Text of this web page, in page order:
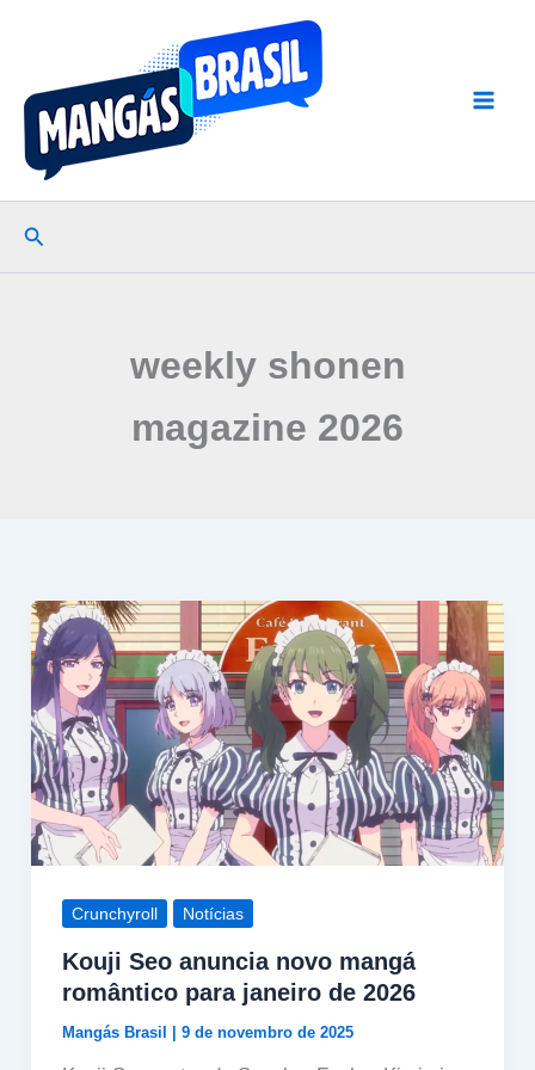
conteúdo
Pesquisar
weekly shonen
magazine 2026
Crunchyroll Notícias
Kouji Seo anuncia novo mangá
romântico para janeiro de 2026
Mangás Brasil 9 de novembro de 2025